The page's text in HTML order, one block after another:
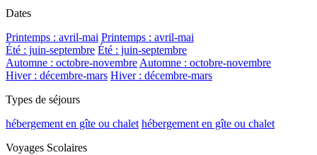
Dates
Printemps : avril-mai Printemps : avril-mai
Été : juin-septembre Été : juin-septembre
Automne : octobre-novembreAutomne : octobre-novembre
Hiver : décembre-mars Hiver : décembre-mars
Types de séjours
hébergement en gîte ou chalet hébergement en gîte ou chalet
Voyages Scolaires